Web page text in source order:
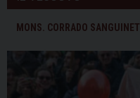
MONS. CORRADO SANGUINETI